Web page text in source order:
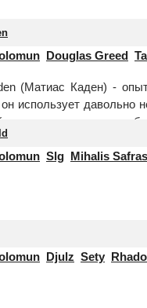
Douglas Greed
(Матиас Каден) -
он использует давольно
пульт и кропотливо
Slg Mihalis Safras
Djulz Sety